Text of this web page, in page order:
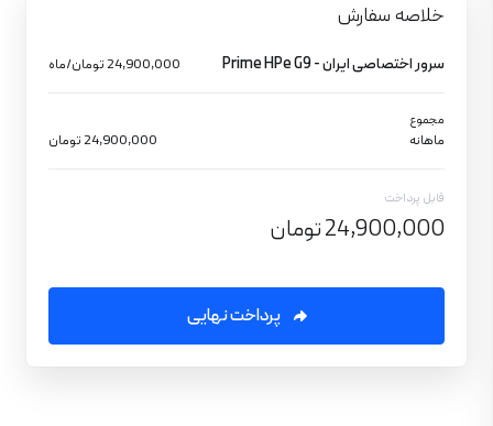
خلاصه سفارش
سرور اختصاصی ایران - Prime HPe G9 24,900,000 تومان/ماه
مجموع
ماهانه 24,900,000 تومان
قابل پرداخت
24,900,000 تومان
پرداخت نهایی